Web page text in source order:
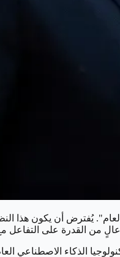
يُفترض أن يكون هذا
الذكاء